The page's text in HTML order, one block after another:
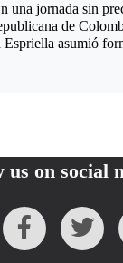
una jornada sin
de
asumió
us on social